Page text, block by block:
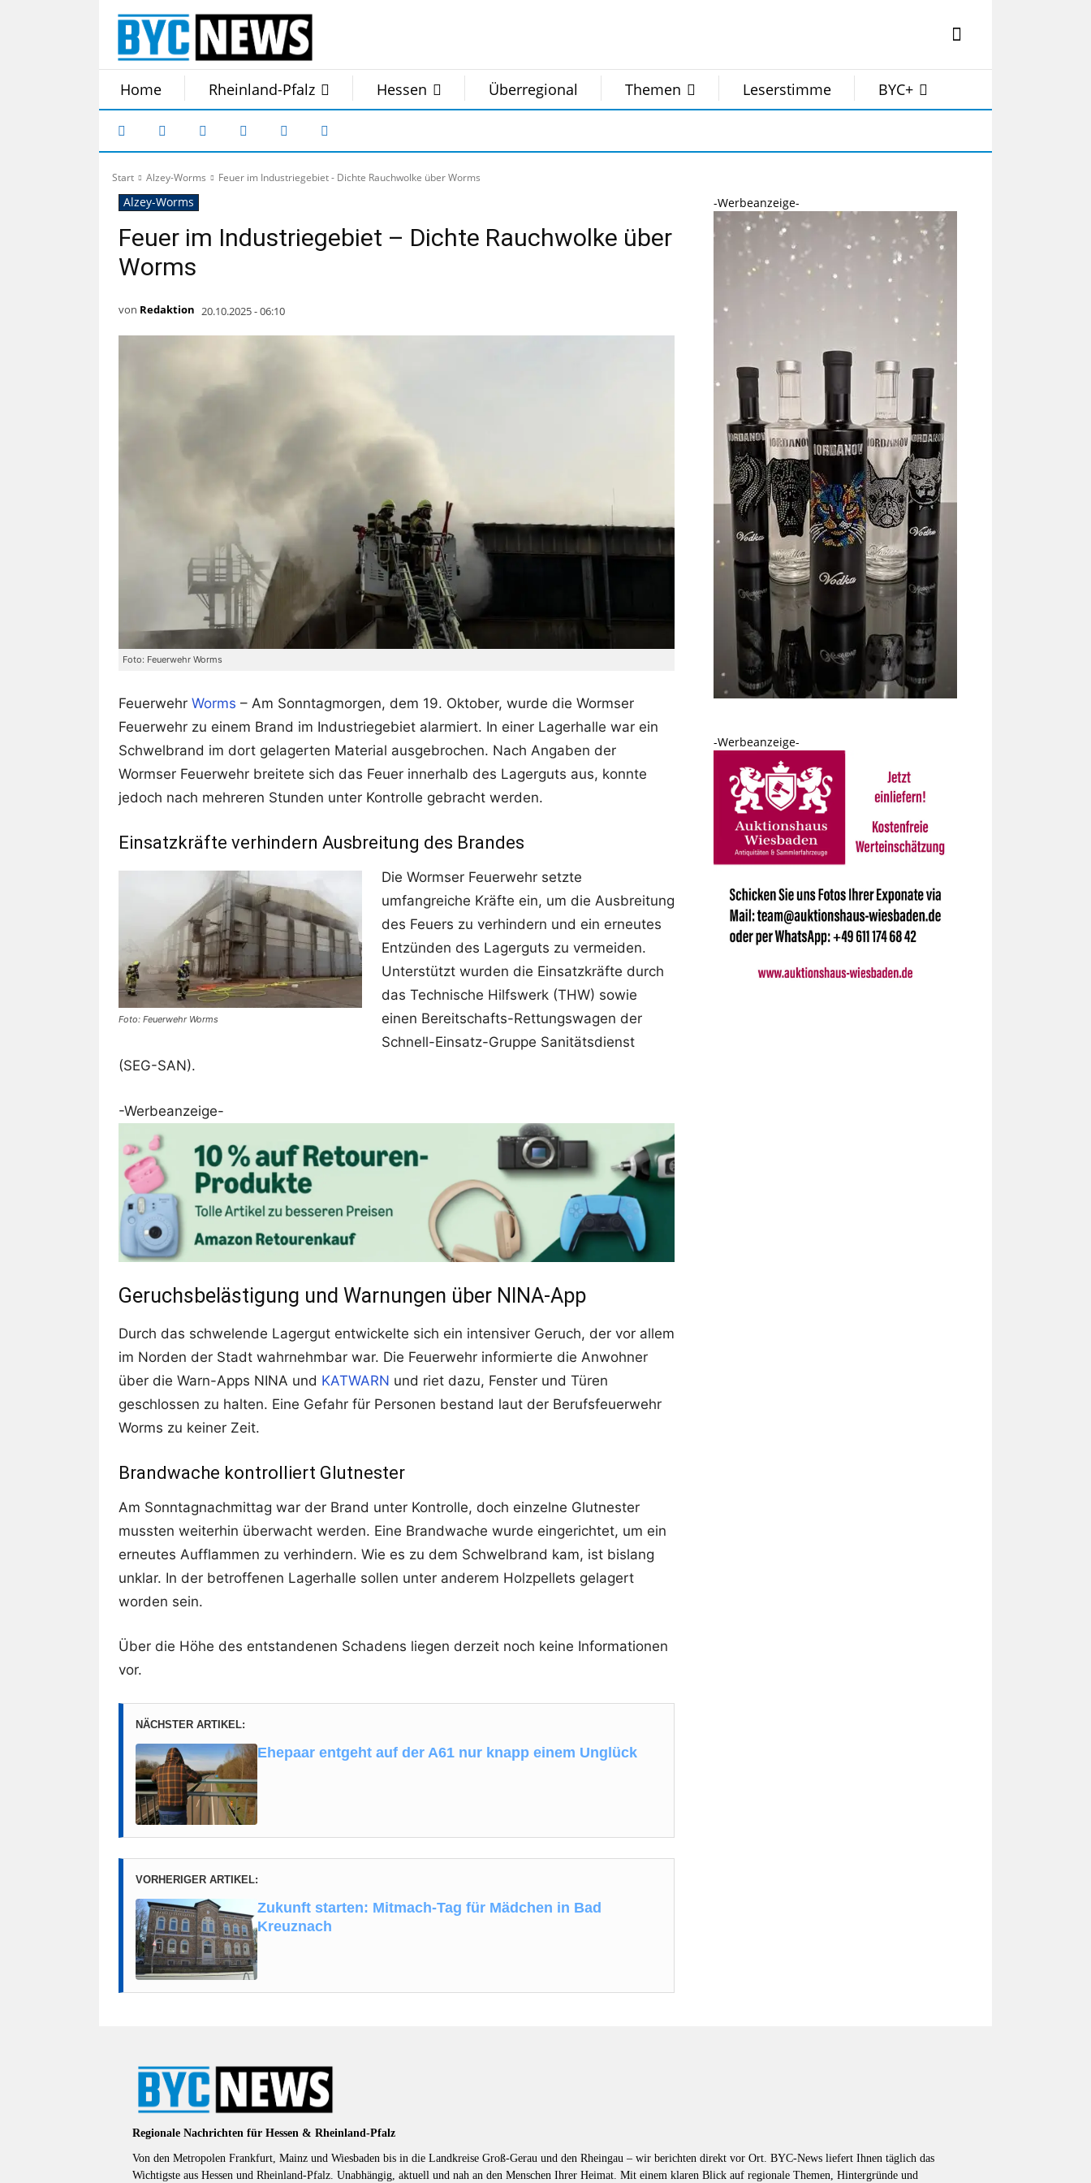
Home Rheinland-Pfalz Hessen Überregional Themen Leserstimme BYC+
Start Alzey-Worms Feuer im Industriegebiet - Dichte Rauchwolke über Worms
Alzey-Worms
Feuer im Industriegebiet – Dichte Rauchwolke über
Worms
von Redaktion 20.10.2025 - 06:10
Foto: Feuerwehr Worms
Feuerwehr Worms – Am Sonntagmorgen, dem 19. Oktober, wurde die Wormser
Feuerwehr zu einem Brand im Industriegebiet alarmiert. In einer Lagerhalle war ein
Schwelbrand im dort gelagerten Material ausgebrochen. Nach Angaben der
Wormser Feuerwehr breitete sich das Feuer innerhalb des Lagerguts aus, konnte
jedoch nach mehreren Stunden unter Kontrolle gebracht werden.
Einsatzkräfte verhindern Ausbreitung des Brandes
Foto: Feuerwehr Worms
Die Wormser Feuerwehr setzte
umfangreiche Kräfte ein, um die Ausbreitung
des Feuers zu verhindern und ein erneutes
Entzünden des Lagerguts zu vermeiden.
Unterstützt wurden die Einsatzkräfte durch
das Technische Hilfswerk (THW) sowie
einen Bereitschafts-Rettungswagen der
Schnell-Einsatz-Gruppe Sanitätsdienst
(SEG-SAN).
-Werbeanzeige-
Geruchsbelästigung und Warnungen über NINA-App
Durch das schwelende Lagergut entwickelte sich ein intensiver Geruch, der vor allem
im Norden der Stadt wahrnehmbar war. Die Feuerwehr informierte die Anwohner
über die Warn-Apps NINA und KATWARN und riet dazu, Fenster und Türen
geschlossen zu halten. Eine Gefahr für Personen bestand laut der Berufsfeuerwehr
Worms zu keiner Zeit.
Brandwache kontrolliert Glutnester
Am Sonntagnachmittag war der Brand unter Kontrolle, doch einzelne Glutnester
mussten weiterhin überwacht werden. Eine Brandwache wurde eingerichtet, um ein
erneutes Aufflammen zu verhindern. Wie es zu dem Schwelbrand kam, ist bislang
unklar. In der betroffenen Lagerhalle sollen unter anderem Holzpellets gelagert
worden sein.
Über die Höhe des entstandenen Schadens liegen derzeit noch keine Informationen
vor.
NÄCHSTER ARTIKEL:
Ehepaar entgeht auf der A61 nur knapp einem Unglück
VORHERIGER ARTIKEL:
Zukunft starten: Mitmach-Tag für Mädchen in Bad
Kreuznach
-Werbeanzeige-
-Werbeanzeige-
Regionale Nachrichten für Hessen & Rheinland-Pfalz
Von den Metropolen Frankfurt, Mainz und Wiesbaden bis in die Landkreise Groß-Gerau und den Rheingau – wir berichten direkt vor Ort. BYC-News liefert Ihnen täglich das
Wichtigste aus Hessen und Rheinland-Pfalz. Unabhängig, aktuell und nah an den Menschen Ihrer Heimat. Mit einem klaren Blick auf regionale Themen, Hintergründe und